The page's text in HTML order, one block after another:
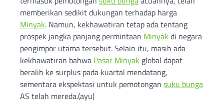
memberikan sedikit dukungan terhadap harga
Minyak. Namun, kekhawatiran tetap ada tentang
prospek jangka panjang permintaan Minyak di negara
pengimpor utama tersebut. Selain itu, masih ada
kekhawatiran bahwa Pasar Minyak global dapat
beralih ke surplus pada kuartal mendatang,
sementara ekspektasi untuk pemotongan suku bunga
AS telah mereda.(ayu)